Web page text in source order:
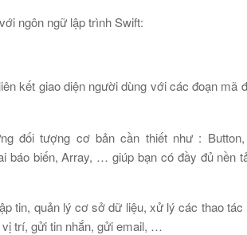
ngôn ngữ lập trình Swift:
kết giao diện người dùng với các đoạn mã
đối tượng cơ bản cần thiết như : Button,
báo biến, Array, … giúp bạn có đầy đủ nền
tin, quản lý cơ sở dữ liệu, xử lý các thao tác
trí, gửi tin nhắn, gửi email, …